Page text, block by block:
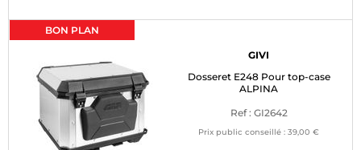
BON PLAN
GIVI
Dosseret E248 Pour top-case
ALPINA
Ref : GI2642
Prix public conseillé : 39,00 €